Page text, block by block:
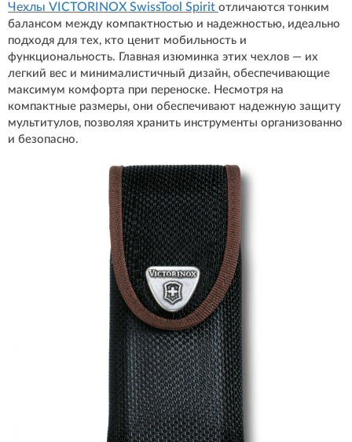
Чехлы VICTORINOX SwissTool Spirit отличаются тонким
балансом между компактностью и надежностью, идеально
подходя для тех, кто ценит мобильность и
функциональность. Главная изюминка этих чехлов — их
легкий вес и минималистичный дизайн, обеспечивающие
максимум комфорта при переноске. Несмотря на
компактные размеры, они обеспечивают надежную защиту
мультитулов, позволяя хранить инструменты организованно
и безопасно.